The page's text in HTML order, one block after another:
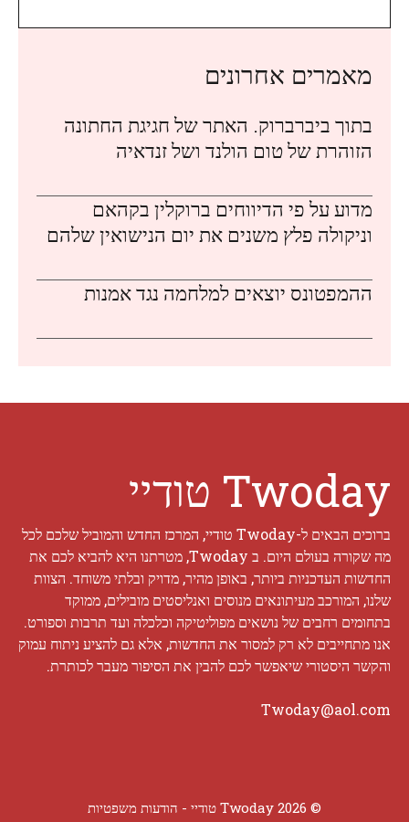
מאמרים אחרונים
בתוך ביברברוק. האתר של חגיגת החתונה
הזוהרת של טום הולנד ושל זנדאיה
מדוע על פי הדיווחים ברוקלין בקהאם
וניקולה פלץ משנים את יום הנישואין שלהם
ההמפטונס יוצאים למלחמה נגד אמנות
Twoday טודיי
ברוכים הבאים ל-Twoday טודיי, המרכז החדש והמוביל שלכם לכל
מה שקורה בעולם היום. ב Twoday, מטרתנו היא להביא לכם את
החדשות העדכניות ביותר, באופן מהיר, מדויק ובלתי משוחד. הצוות
שלנו, המורכב מעיתונאים מנוסים ואנליסטים מובילים, ממוקד
בתחומים רחבים של נושאים מפוליטיקה וכלכלה ועד תרבות וספורט.
אנו מתחייבים לא רק למסור את החדשות, אלא גם להציע ניתוח עמוק
והקשר היסטורי שיאפשר לכם להבין את הסיפור מעבר לכותרת.
Twoday@aol.com
© 2026 Twoday טודיי - הודעות משפטיות